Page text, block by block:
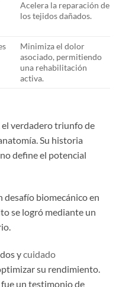
Acelera la reparación de
los tejidos dañados.
Minimiza el dolor
asociado, permitiendo
una rehabilitación
activa.
el verdadero triunfo de
Su historia
define el potencial
biomecánico en
se logró mediante un
ycuidado
su rendimiento.
fue un testimonio de